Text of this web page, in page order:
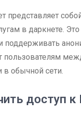
представляет
в даркнете.
пользователям
обычной сети.
доступ к